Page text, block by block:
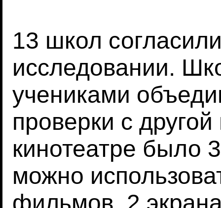
13 школ
исследовании.
учениками
проверки с
кинотеатре было
можно
фильмов, 2